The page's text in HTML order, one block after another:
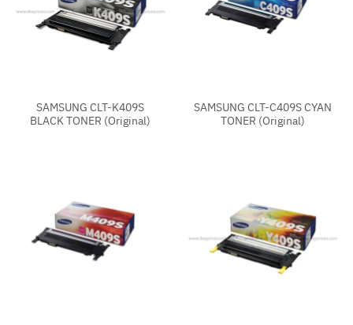
SAMSUNG CLT-K409S
BLACK TONER (Original)
SAMSUNG CLT-C409S CYAN
TONER (Original)